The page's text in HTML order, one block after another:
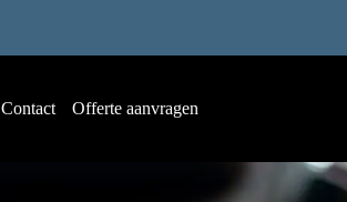
Contact Offerte aanvragen